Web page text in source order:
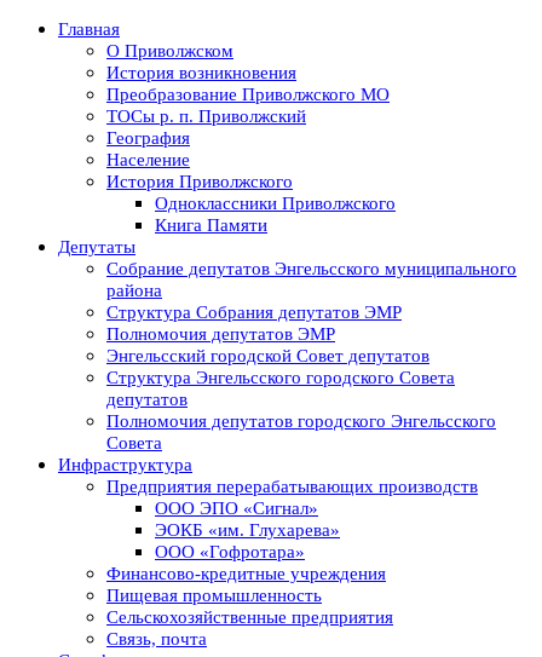
Главная
О Приволжском
История возникновения
Преобразование Приволжского МО
ТОСы р. п. Приволжский
География
Население
История Приволжского
Одноклассники Приволжского
Книга Памяти
Депутаты
Собрание депутатов Энгельсского муниципального
района
Структура Собрания депутатов ЭМР
Полномочия депутатов ЭМР
Энгельсский городской Совет депутатов
Структура Энгельсского городского Совета
депутатов
Полномочия депутатов городского Энгельсского
Совета
Инфраструктура
Предприятия перерабатывающих производств
ООО ЭПО «Сигнал»
ЭОКБ «им. Глухарева»
ООО «Гофротара»
Финансово-кредитные учреждения
Пищевая промышленность
Сельскохозяйственные предприятия
Связь, почта